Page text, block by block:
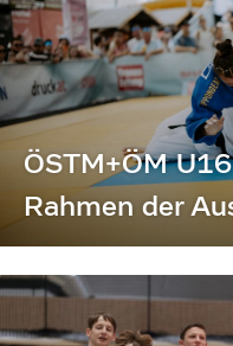
ÖSTM+ÖM
Rahmen der